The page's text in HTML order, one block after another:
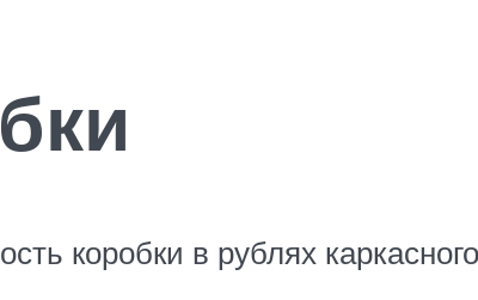
коробки в рублях